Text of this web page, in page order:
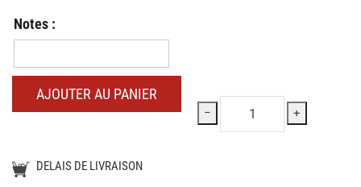
Notes :
:
− +
AJOUTER AU PANIER
DELAIS DE LIVRAISON